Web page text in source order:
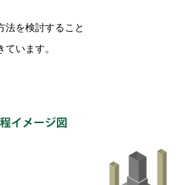
法を検討すること
います。